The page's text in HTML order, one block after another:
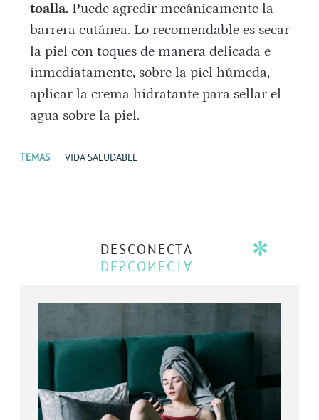
toalla. Puede agredir mecánicamente la
barrera cutánea. Lo recomendable es secar
la piel con toques de manera delicada e
inmediatamente, sobre la piel húmeda,
aplicar la crema hidratante para sellar el
agua sobre la piel.
TEMAS VIDA SALUDABLE
DESCONECTA